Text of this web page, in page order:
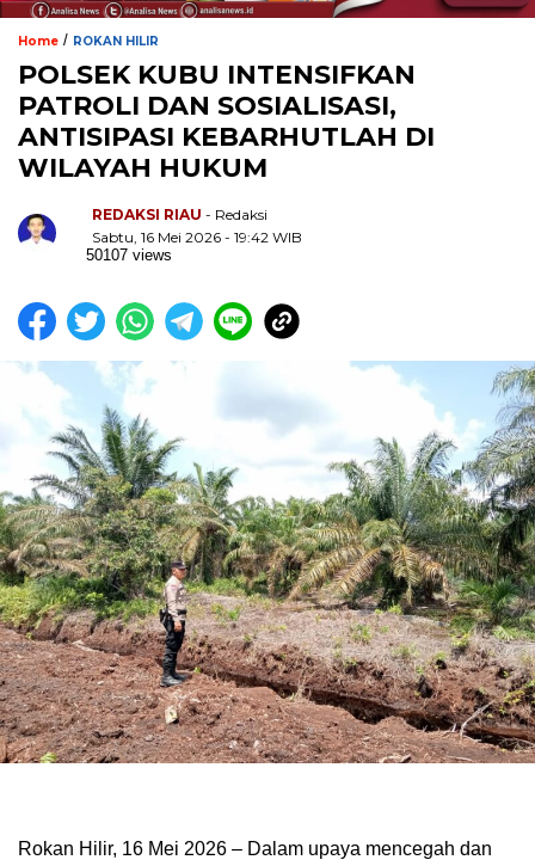
Home / ROKAN HILIR
POLSEK KUBU INTENSIFKAN
PATROLI DAN SOSIALISASI,
ANTISIPASI KEBARHUTLAH DI
WILAYAH HUKUM
REDAKSI RIAU - Redaksi
Sabtu, 16 Mei 2026 - 19:42 WIB
50107 views
Rokan Hilir, 16 Mei 2026 – Dalam upaya mencegah dan